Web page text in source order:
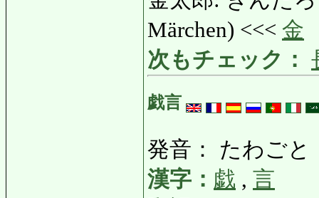
Märchen) <<< 金
次もチェック：
戯言
発音： たわごと
漢字： 戯 , 言